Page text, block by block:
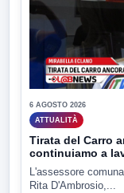
6 AGOSTO 2026
ATTUALITÀ
Tirata del Carro
continuiamo a
L'assessore
Rita D'Ambrosio,...